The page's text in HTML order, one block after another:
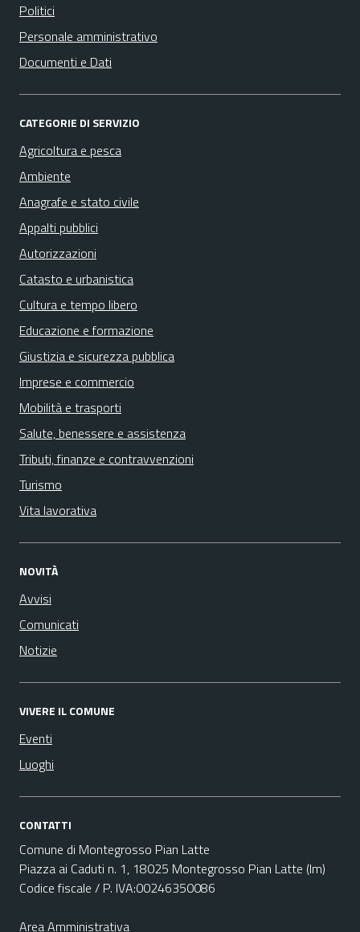
Politici
Personale amministrativo
Documenti e Dati
CATEGORIE DI SERVIZIO
Agricoltura e pesca
Ambiente
Anagrafe e stato civile
Appalti pubblici
Autorizzazioni
Catasto e urbanistica
Cultura e tempo libero
Educazione e formazione
Giustizia e sicurezza pubblica
Imprese e commercio
Mobilità e trasporti
Salute, benessere e assistenza
Tributi, finanze e contravvenzioni
Turismo
Vita lavorativa
NOVITÀ
Avvisi
Comunicati
Notizie
VIVERE IL COMUNE
Eventi
Luoghi
CONTATTI
Comune di Montegrosso Pian Latte
Piazza ai Caduti n. 1, 18025 Montegrosso Pian Latte (Im)
Codice fiscale / P. IVA:00246350086
Area Amministrativa